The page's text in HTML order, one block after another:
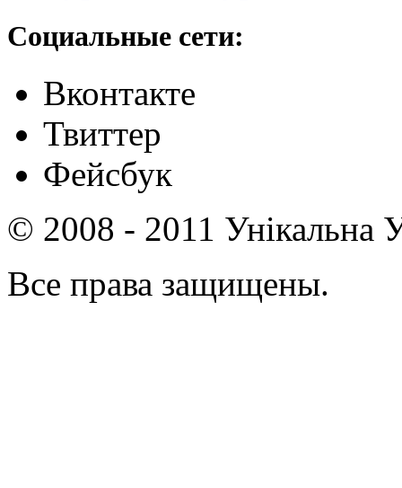
Социальные сети:
Вконтакте
Твиттер
Фейсбук
© 2008 - 2011 Унікальна
Все права защищены.